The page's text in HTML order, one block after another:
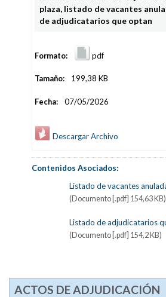
plaza, listado de vacantes
de adjudicatarios que optan
Formato: pdf
Tamaño: 199,38 KB
Fecha: 07/05/2026
Descargar Archivo
Contenidos Asociados:
Listado de vacantes
(Documento [.pdf] 154,63 KB)
Listado de adjudicatarios
(Documento [.pdf] 154,2 KB)
ACTOS DE ADJUDICACIÓN